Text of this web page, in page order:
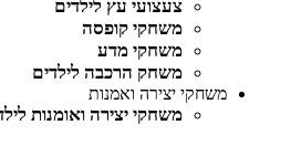
צעצועי עץ לילדים
משחקי קופסה
משחקי מדע
משחק הרכבה לילדים
משחקי יצירה ואמנות
משחקי יצירה ואומנות